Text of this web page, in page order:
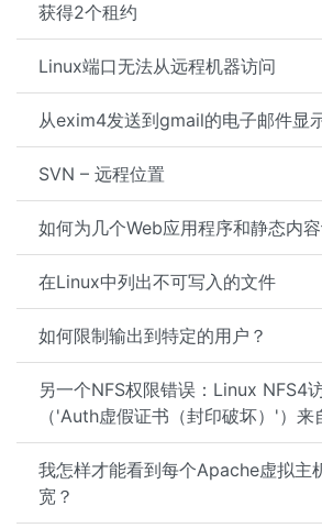
获得2个租约
Linux端口无法从远程机器访问
从exim4发送到gmail的电子邮件显
SVN – 远程位置
如何为几个Web应用程序和静态内
在Linux中列出不可写入的文件
如何限制输出到特定的用户？
另一个NFS权限错误：Linux NFS4
（'Auth虚假证书（封印破坏）'）来
我怎样才能看到每个Apache虚拟主
宽？